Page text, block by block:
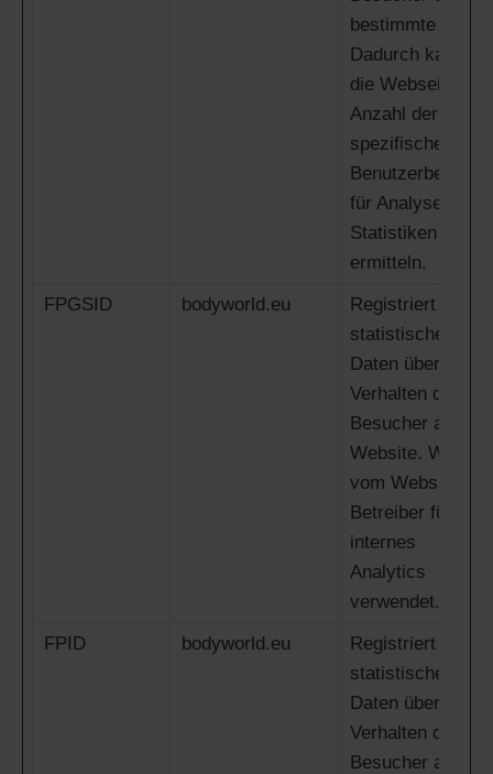
bestimmte ID zu.
Dadurch kann
die Webseite die
Anzahl der
spezifischen
Benutzerbesuche
für Analysen und
Statistiken
ermitteln.
FPGSID
bodyworld.eu
Registriert
statistische
Daten über das
Verhalten der
Besucher auf der
Website. Wird
vom Website-
Betreiber für
internes
Analytics
verwendet.
FPID
bodyworld.eu
Registriert
statistische
Daten über das
Verhalten der
Besucher auf der